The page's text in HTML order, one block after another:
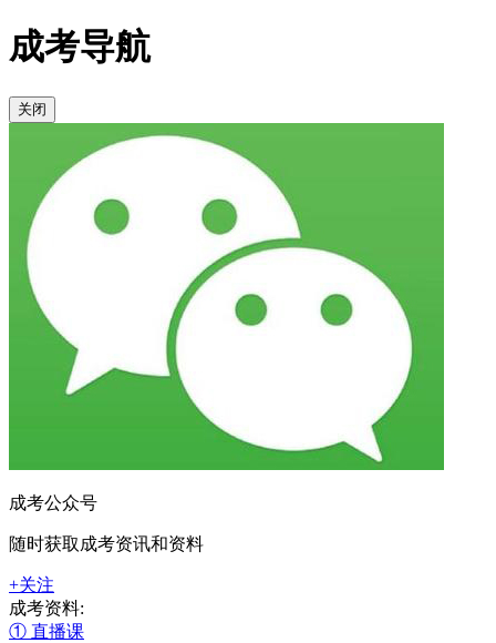
成考导航
关闭
成考公众号
随时获取成考资讯和资料
+关注
成考资料:
① 直播课